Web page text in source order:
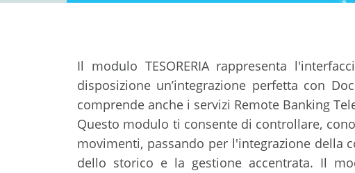
Il modulo TESORERIA rappresenta
disposizione un’integrazione perfetta con
comprende anche i servizi Remote Banking
Questo modulo ti consente di controllare,
movimenti, passando per l'integrazione della
dello storico e la gestione accentrata. Il